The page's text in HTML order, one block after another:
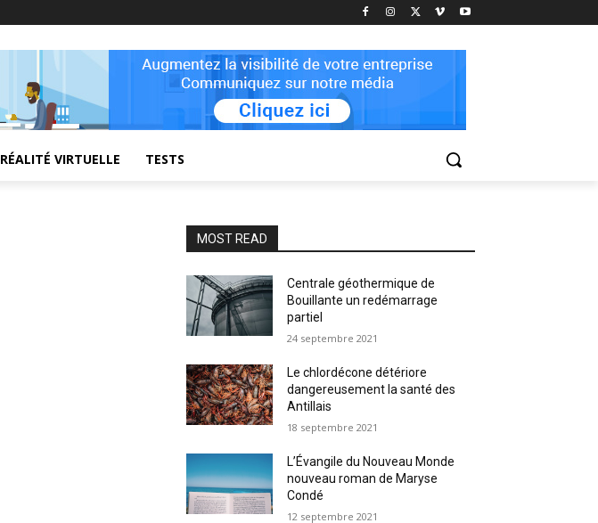
RÉALITÉ VIRTUELLE TESTS
MOST READ
Centrale géothermique de
Bouillante un redémarrage
partiel
24 septembre 2021
Le chlordécone détériore
dangereusement la santé des
Antillais
18 septembre 2021
L’Évangile du Nouveau Monde
nouveau roman de Maryse
Condé
12 septembre 2021